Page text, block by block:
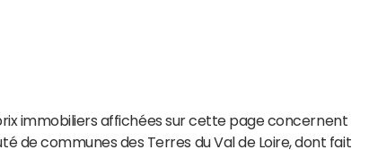
immobiliers affichées sur cette page concernent
de communes des Terres du Val de Loire, dont fait